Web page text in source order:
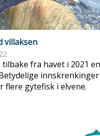
villaksen
fra havet i 2021
flere gytefisk i elvene.